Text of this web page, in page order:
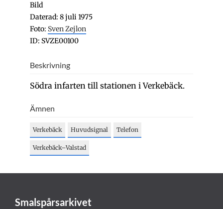
Bild
Daterad: 8 juli 1975
Foto: Sven Zejlon
ID: SVZE00100
Beskrivning
Södra infarten till stationen i Verkebäck.
Ämnen
Verkebäck Huvudsignal Telefon
Verkebäck–Valstad
Smalspårsarkivet